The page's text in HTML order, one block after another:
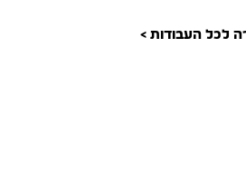
לכל העבודות >